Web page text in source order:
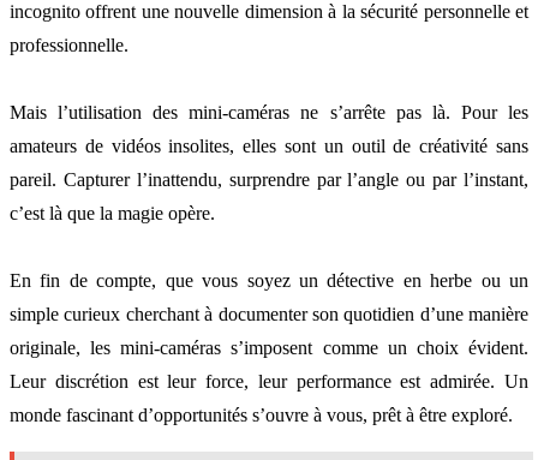
incognito offrent une nouvelle dimension à la sécurité personnelle et
professionnelle.
Mais l’utilisation des mini-caméras ne s’arrête pas là. Pour les
amateurs de vidéos insolites, elles sont un outil de créativité sans
pareil. Capturer l’inattendu, surprendre par l’angle ou par l’instant,
c’est là que la magie opère.
En fin de compte, que vous soyez un détective en herbe ou un
simple curieux cherchant à documenter son quotidien d’une manière
originale, les mini-caméras s’imposent comme un choix évident.
Leur discrétion est leur force, leur performance est admirée. Un
monde fascinant d’opportunités s’ouvre à vous, prêt à être exploré.